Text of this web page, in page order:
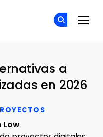
a
en 2026
Low